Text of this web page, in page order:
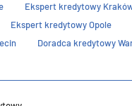
Ekspert kredytowy
Ekspert kredytowy Opole
Doradca kredytowy